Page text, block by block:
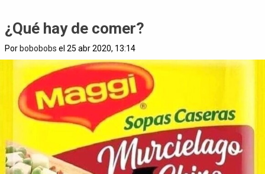
¿Qué hay de comer?
Por bobobobs el 25 abr 2020, 13:14